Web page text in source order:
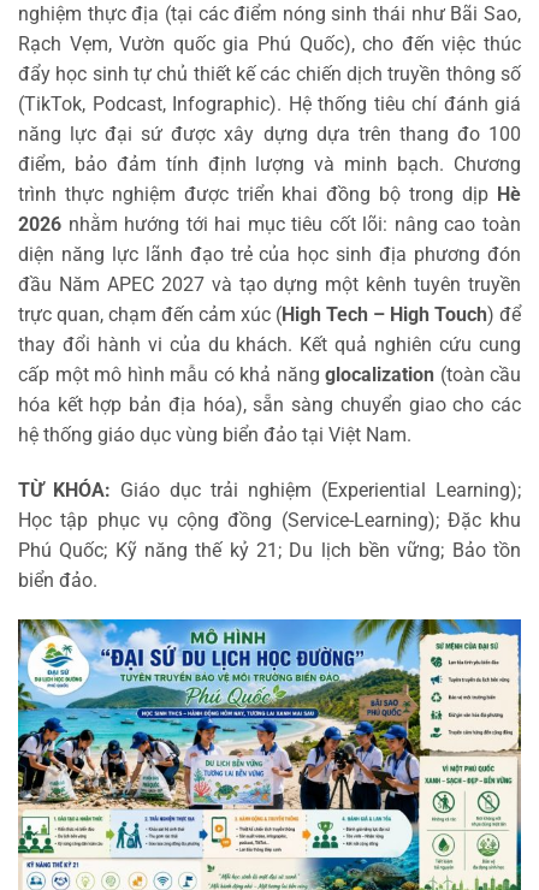
nghiệm thực địa (tại các điểm nóng sinh thái như Bãi Sao,
Rạch Vẹm, Vườn quốc gia Phú Quốc), cho đến việc thúc
đẩy học sinh tự chủ thiết kế các chiến dịch truyền thông số
(TikTok, Podcast, Infographic). Hệ thống tiêu chí đánh giá
năng lực đại sứ được xây dựng dựa trên thang đo 100
điểm, bảo đảm tính định lượng và minh bạch. Chương
trình thực nghiệm được triển khai đồng bộ trong dịp Hè
2026 nhằm hướng tới hai mục tiêu cốt lõi: nâng cao toàn
diện năng lực lãnh đạo trẻ của học sinh địa phương đón
đầu Năm APEC 2027 và tạo dựng một kênh tuyên truyền
trực quan, chạm đến cảm xúc (High Tech – High Touch) để
thay đổi hành vi của du khách. Kết quả nghiên cứu cung
cấp một mô hình mẫu có khả năng glocalization (toàn cầu
hóa kết hợp bản địa hóa), sẵn sàng chuyển giao cho các
hệ thống giáo dục vùng biển đảo tại Việt Nam.
TỪ KHÓA: Giáo dục trải nghiệm (Experiential Learning);
Học tập phục vụ cộng đồng (Service-Learning); Đặc khu
Phú Quốc; Kỹ năng thế kỷ 21; Du lịch bền vững; Bảo tồn
biển đảo.